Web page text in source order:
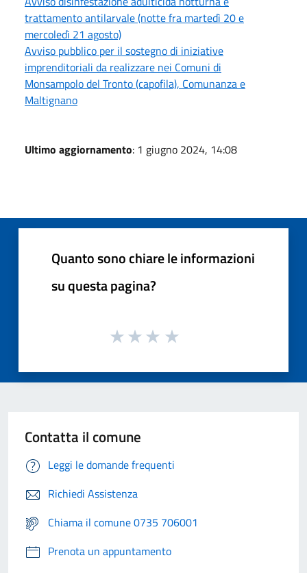
trattamento antilarvale (notte fra martedì 20 e
mercoledì 21 agosto)
Avviso pubblico per il sostegno di iniziative
imprenditoriali da realizzare nei Comuni di
Monsampolo del Tronto (capofila), Comunanza e
Maltignano
Ultimo aggiornamento: 1 giugno 2024, 14:08
Quanto sono chiare le informazioni
su questa pagina?
Contatta il comune
Leggi le domande frequenti
Richiedi Assistenza
Chiama il comune 0735 706001
Prenota un appuntamento